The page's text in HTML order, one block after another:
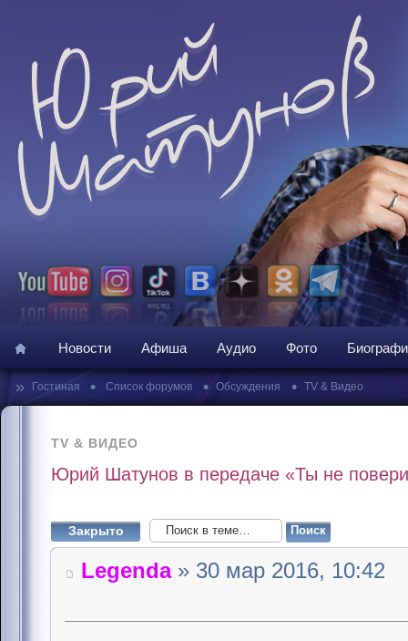
Новости Афиша Аудио Фото
» Гостиная • Список форумов • Обсуждения • TV & Видео
TV & ВИДЕО
Юрий Шатунов в передаче «Ты не
Закрыто
Legenda» 30 мар 2016, 10:42